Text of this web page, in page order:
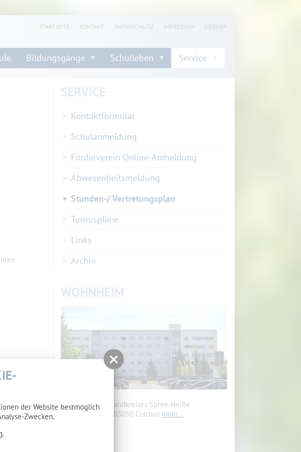
STARTSEITE KONTAKT DATENSCHUTZ IMPRESSUM SITEMAP
Bildungsgänge Schulleben Service
SERVICE
Kontaktformular
Schulanmeldung
Förderverein Online-Anmeldung
Abwesenheitsmeldung
Stunden-/ Vertretungsplan
Turnuspläne
Links
Archiv
WOHNHEIM
Wohnheim des Landkreises Spree-Neiße
Makarenkostr. 5, 03050 Cottbus mehr…
der Website bestmöglich
Zwecken.
.